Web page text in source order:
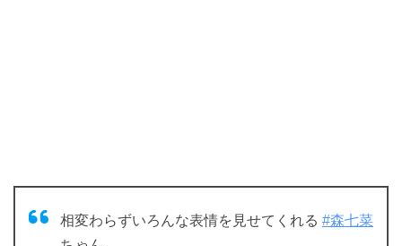
相変わらずいろんな表情を見せてくれる #森七菜